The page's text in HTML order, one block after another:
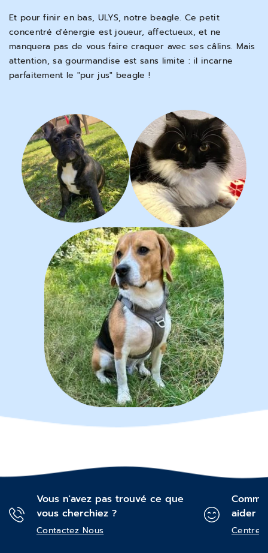
Et pour finir en bas, ULYS, notre beagle. Ce petit
concentré d'énergie est joueur, affectueux, et ne
manquera pas de vous faire craquer avec ses câlins. Mais
attention, sa gourmandise est sans limite : il incarne
parfaitement le "pur jus" beagle !
Vous n'avez pas trouvé ce que
vous cherchiez ?
Contactez Nous
aider ?
Centre